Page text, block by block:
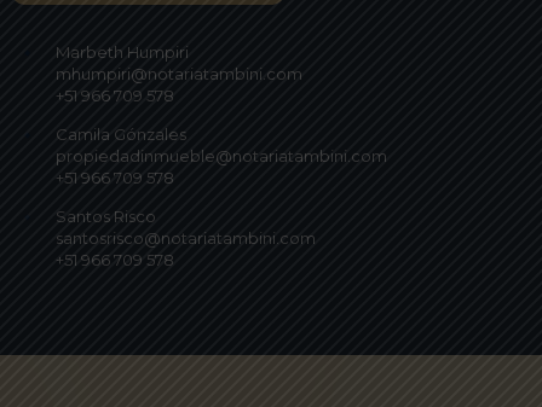
Marbeth Humpiri
mhumpiri@notariatambini.com
+51 966 709 578
Camila Gónzales
propiedadinmueble@notariatambini.com
+51 966 709 578
Santos Risco
santosrisco@notariatambini.com
+51 966 709 578